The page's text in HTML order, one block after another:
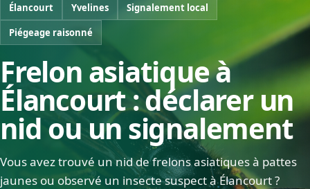
Élancourt Yvelines
Signalement local
Piégeage raisonné
Frelon asiatique à
Élancourt : déclarer un
nid ou un signalement
Vous avez trouvé un nid de frelons asiatiques à pattes
jaunes ou observé un insecte suspect à Élancourt ?